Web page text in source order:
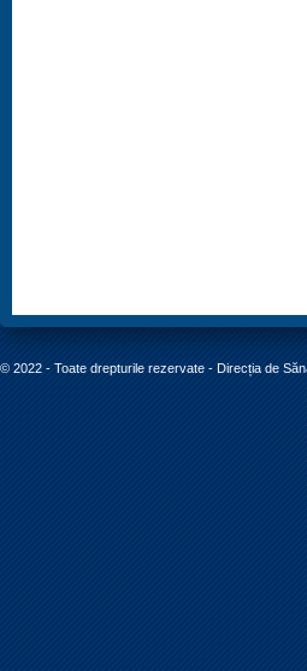
© 2022 - Toate drepturile rezervate - Direcția de